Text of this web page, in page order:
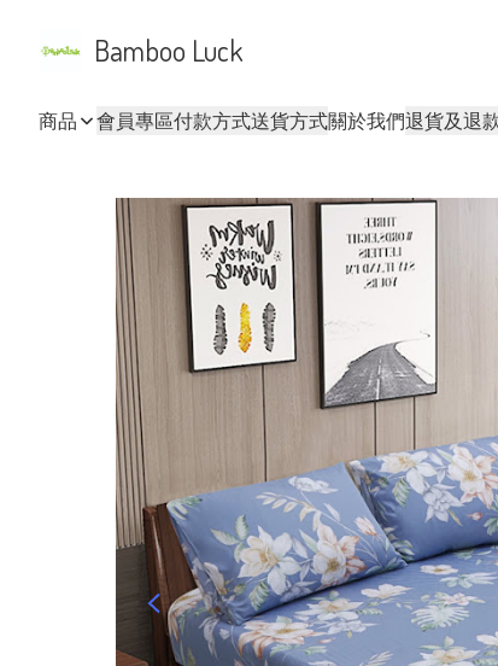
Bamboo Luck
商品 會員專區付款方式送貨方式關於我們退貨及退